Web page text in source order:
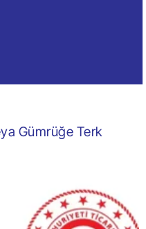
Gümrüğe Terk